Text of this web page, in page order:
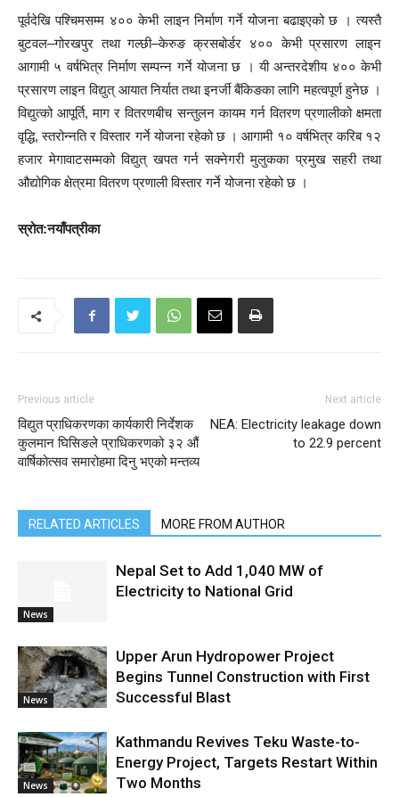
पूर्वदेखि पश्चिमसम्म ४०० केभी लाइन निर्माण गर्ने योजना बढाइएको छ । त्यस्तै
बुटवल–गोरखपुर तथा गल्छी–केरुङ क्रसबोर्डर ४०० केभी प्रसारण लाइन
आगामी ५ वर्षभित्र निर्माण सम्पन्न गर्ने योजना छ । यी अन्तरदेशीय ४०० केभी
प्रसारण लाइन विद्युत् आयात निर्यात तथा इनर्जी बैंकिङका लागि महत्वपूर्ण हुनेछ ।
विद्युत्को आपूर्ति, माग र वितरणबीच सन्तुलन कायम गर्न वितरण प्रणालीको क्षमता
वृद्धि, स्तरोन्नति र विस्तार गर्ने योजना रहेको छ । आगामी १० वर्षभित्र करिब १२
हजार मेगावाटसम्मको विद्युत् खपत गर्न सक्नेगरी मुलुकका प्रमुख सहरी तथा
औद्योगिक क्षेत्रमा वितरण प्रणाली विस्तार गर्ने योजना रहेको छ ।
स्रोत:नयाँपत्रीका
Previous article
विद्युत प्राधिकरणका कार्यकारी निर्देशक
कुलमान घिसिङले प्राधिकरणको ३२ औं
वार्षिकोत्सव समारोहमा दिनु भएको मन्तव्य
Next article
NEA: Electricity leakage down
to 22.9 percent
RELATED ARTICLES MORE FROM AUTHOR
News
Nepal Set to Add 1,040 MW of
Electricity to National Grid
News
Upper Arun Hydropower Project
Begins Tunnel Construction with First
Successful Blast
News
Kathmandu Revives Teku Waste-to-
Energy Project, Targets Restart Within
Two Months